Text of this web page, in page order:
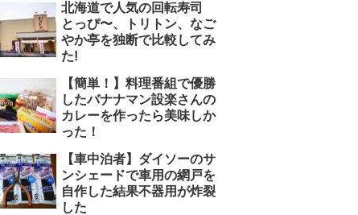
北海道で人気の回転寿司
とっぴ〜、トリトン、なご
やか亭を独断で比較してみ
た!
【簡単！】料理番組で優勝
したバナナマン設楽さんの
カレーを作ったら美味しか
った！
【車中泊者】ダイソーのサ
ンシェードで車用の網戸を
自作した結果不器用が炸裂
した